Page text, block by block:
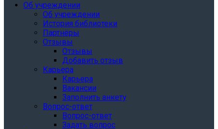
Об учреждении
Об учреждении
История библиотеки
Партнёры
Отзывы
Отзывы
Добавить отзыв
Карьера
Карьера
Вакансии
Заполнить анкету
Вопрос-ответ
Вопрос-ответ
Задать вопрос